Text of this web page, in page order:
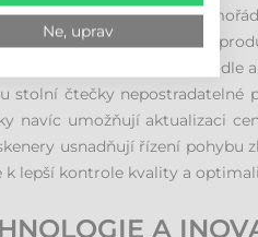
čárových kódů jsou
ke zvýšení efektivity a
potřeby snadno přemístit podle
stolní čtečky
navíc umožňují aktualizaci
usnadňují řízení pohybu
k lepší kontrole kvality a
A
Ne, uprav